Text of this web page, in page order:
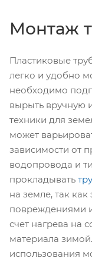
Монтаж
Пластиковые
легко и удобно
необходимо
вырыть вручную
техники для
может
зависимости от
водопровода и
прокладывать
на земле, так
повреждениями и
счет нагрева на
материала
использования